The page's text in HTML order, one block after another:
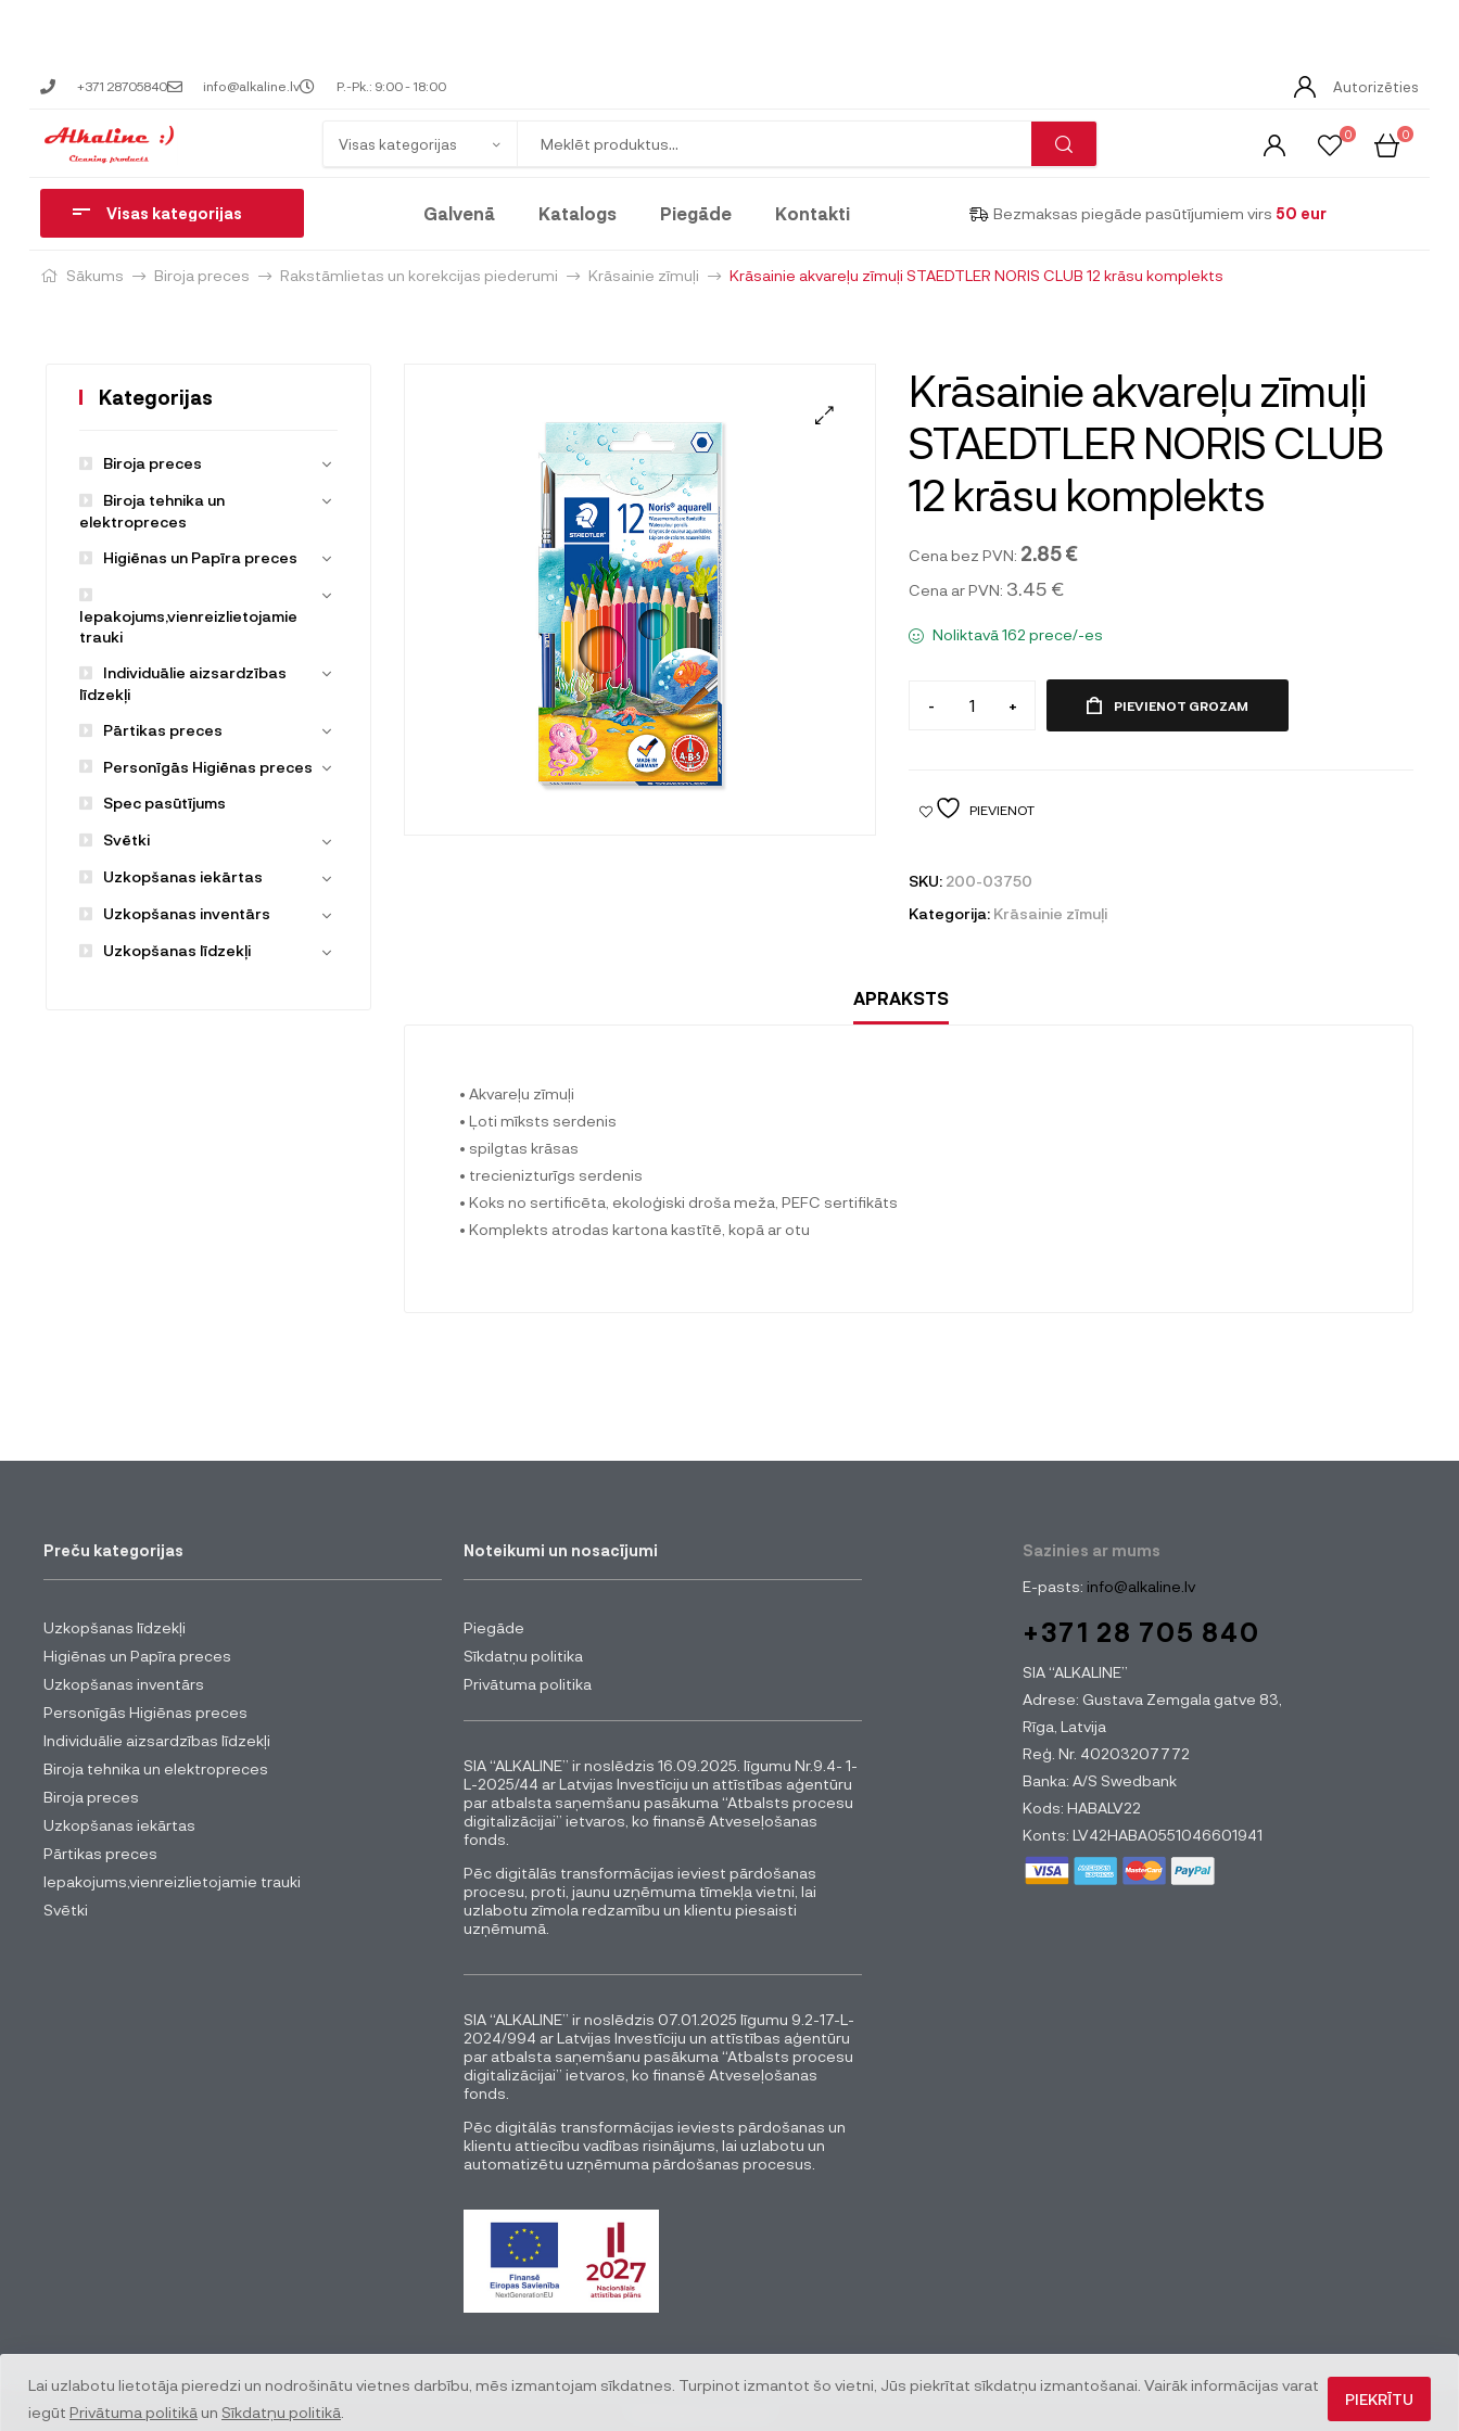
+371 28705840 info@alkaline.lv P.-Pk.: 9:00 - 18:00 Autorizēties
Visas kategorijas
0 0
Visas kategorijas Galvenā Katalogs Piegāde Kontakti Bezmaksas piegāde pasūtījumiem virs 50 eur
Sākums Biroja preces Rakstāmlietas un korekcijas piederumi Krāsainie zīmuļi Krāsainie akvareļu zīmuļi STAEDTLER NORIS CLUB 12 krāsu komplekts
Krāsainie akvareļu zīmuļi
STAEDTLER NORIS CLUB
12 krāsu komplekts
Cena bez PVN: 2.85 €
Cena ar PVN: 3.45 €
Noliktavā 162 prece/-es
- + PIEVIENOT GROZAM
PIEVIENOT
SKU: 200-03750
Kategorija: Krāsainie zīmuļi
APRAKSTS
• Akvareļu zīmuļi
• Ļoti mīksts serdenis
• spilgtas krāsas
• trecienizturīgs serdenis
• Koks no sertificēta, ekoloģiski droša meža, PEFC sertifikāts
• Komplekts atrodas kartona kastītē, kopā ar otu
Kategorijas
Biroja preces
Biroja tehnika un
elektropreces
Higiēnas un Papīra preces
Iepakojums,vienreizlietojamie
trauki
Individuālie aizsardzības
līdzekļi
Pārtikas preces
Personīgās Higiēnas preces
Spec pasūtījums
Svētki
Uzkopšanas iekārtas
Uzkopšanas inventārs
Uzkopšanas līdzekļi
Lai uzlabotu lietotāja pieredzi un nodrošinātu vietnes darbību, mēs izmantojam sīkdatnes. Turpinot izmantot šo vietni, Jūs piekrītat sīkdatņu izmantošanai. Vairāk informācijas varat
iegūt Privātuma politikā un Sīkdatņu politikā
PIEKRĪTU
Preču kategorijas
Uzkopšanas līdzekļi
Higiēnas un Papīra preces
Uzkopšanas inventārs
Personīgās Higiēnas preces
Individuālie aizsardzības līdzekļi
Biroja tehnika un elektropreces
Biroja preces
Uzkopšanas iekārtas
Pārtikas preces
Iepakojums,vienreizlietojamie trauki
Svētki
Noteikumi un nosacījumi
Piegāde
Sīkdatņu politika
Privātuma politika
SIA “ALKALINE” ir noslēdzis 16.09.2025. līgumu Nr.9.4- 1-
L-2025/44 ar Latvijas Investīciju un attīstības aģentūru
par atbalsta saņemšanu pasākuma “Atbalsts procesu
digitalizācijai” ietvaros, ko finansē Atveseļošanas
fonds.
Pēc digitālās transformācijas ieviest pārdošanas
procesu, proti, jaunu uzņēmuma tīmekļa vietni, lai
uzlabotu zīmola redzamību un klientu piesaisti
uzņēmumā.
SIA “ALKALINE” ir noslēdzis 07.01.2025 līgumu 9.2-17-L-
2024/994 ar Latvijas Investīciju un attīstības aģentūru
par atbalsta saņemšanu pasākuma “Atbalsts procesu
digitalizācijai” ietvaros, ko finansē Atveseļošanas
fonds.
Pēc digitālās transformācijas ieviests pārdošanas un
klientu attiecību vadības risinājums, lai uzlabotu un
automatizētu uzņēmuma pārdošanas procesus.
Sazinies ar mums
E-pasts: info@alkaline.lv
+371 28 705 840
SIA “ALKALINE”
Adrese: Gustava Zemgala gatve 83,
Rīga, Latvija
Reģ. Nr. 40203207772
Banka: A/S Swedbank
Kods: HABALV22
Konts: LV42HABA0551046601941